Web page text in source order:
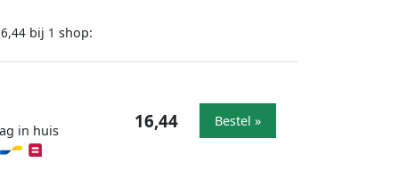
bij 1 shop:
in huis 16,44 Bestel »